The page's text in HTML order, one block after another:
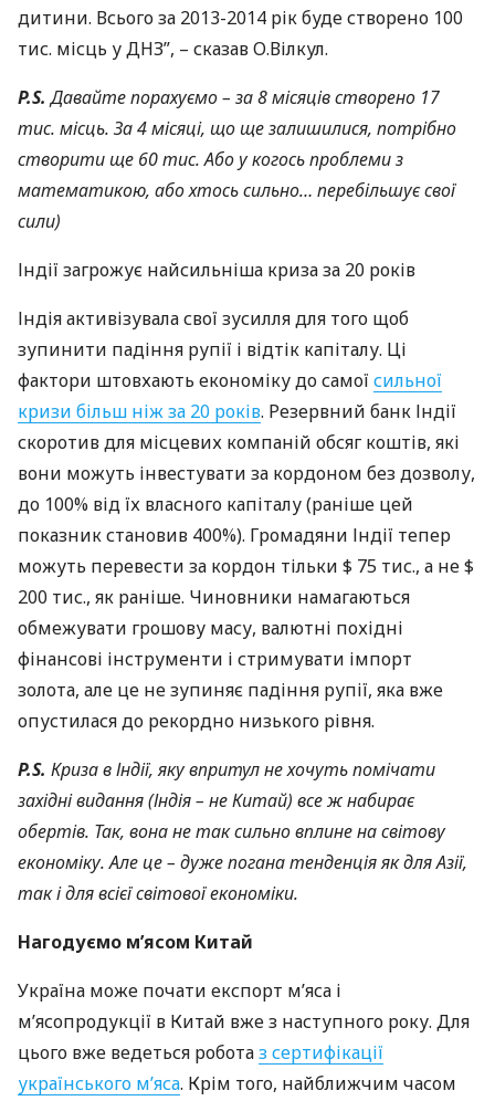
дитини. Всього за 2013-2014 рік буде створено 100
тис. місць уДНЗ”, – сказав О.Вілкул.
P.S. Давайте порахуємо – за 8 місяців створено 17
тис. місць. За 4 місяці, що ще залишилися, потрібно
створити ще 60 тис. Або у когось проблеми з
математикою, або хтось сильно… перебільшує свої
сили)
Індії загрожує найсильніша криза за 20 років
Індія активізувала свої зусилля для того щоб
зупинити падіння рупії і відтік капіталу. Ці
фактори штовхають економіку до самої сильної
кризи більш ніж за 20 років. Резервний банк Індії
скоротив для місцевих компаній обсяг коштів, які
вони можуть інвестувати за кордоном без дозволу,
до 100% від їх власного капіталу (раніше цей
показник становив 400%). Громадяни Індії тепер
можуть перевести за кордон тільки $ 75 тис., а не $
200 тис., як раніше. Чиновники намагаються
обмежувати грошову масу, валютні похідні
фінансові інструменти і стримувати імпорт
золота, але це не зупиняє падіння рупії, яка вже
опустилася до рекордно низького рівня.
P.S. Криза в Індії, яку впритул не хочуть помічати
західні видання (Індія – не Китай) все ж набирає
обертів. Так, вона не так сильно вплине на світову
економіку. Але це – дуже погана тенденція як для Азії,
так і для всієї світової економіки.
Нагодуємо м’ясом Китай
Україна може почати експорт м’яса і
м’ясопродукції в Китай вже з наступного року. Для
цього вже ведеться роботаз сертифікації
українського м’яса. Крім того, найближчим часом